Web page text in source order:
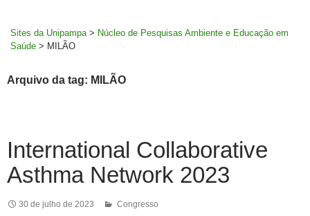
Sites da Unipampa > Núcleo de Pesquisas Ambiente e Educação em
Saúde > MILÃO
Arquivo da tag: MILÃO
International Collaborative
Asthma Network 2023
30 de julho de 2023 Congresso